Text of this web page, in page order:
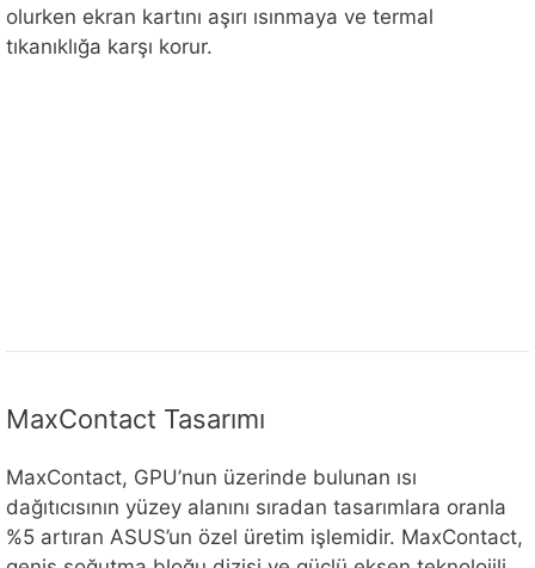
olurken ekran kartını aşırı ısınmaya ve termal
tıkanıklığa karşı korur.
MaxContact Tasarımı
MaxContact, GPU’nun üzerinde bulunan ısı
dağıtıcısının yüzey alanını sıradan tasarımlara oranla
%5 artıran ASUS’un özel üretim işlemidir. MaxContact,